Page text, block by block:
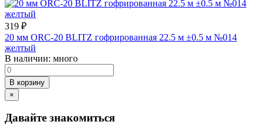
319 ₽
20 мм ORC-20 BLITZ гофрированная 22.5 м ±0.5 м №014
желтый
В наличии: много
В корзину
×
Давайте знакомиться